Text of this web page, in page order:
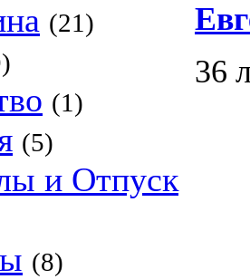
(21)
(1)
(5)
и Отпуск
(8)
36